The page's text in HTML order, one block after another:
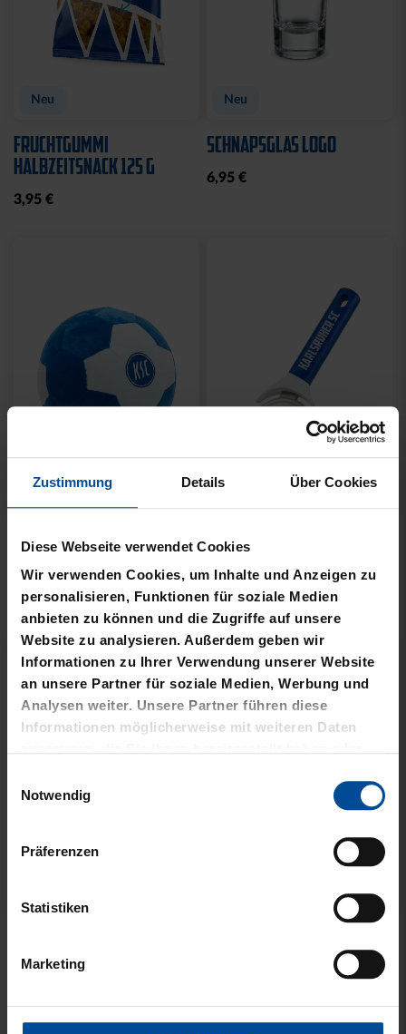
Zustimmung Details Über Cookies
Diese Webseite verwendet Cookies
Wir verwenden Cookies, um Inhalte und Anzeigen zu
personalisieren, Funktionen für soziale Medien
anbieten zu können und die Zugriffe auf unsere
Website zu analysieren. Außerdem geben wir
Informationen zu Ihrer Verwendung unserer Website
an unsere Partner für soziale Medien, Werbung und
Analysen weiter. Unsere Partner führen diese
Informationen möglicherweise mit weiteren Daten
gesammelt haben.
Notwendig
Präferenzen
Statistiken
Marketing
Neu
FRUCHTGUMMI
HALBZEITSNACK 125 G
3,95 €
Neu
SCHNAPSGLAS LOGO
6,95 €
PLÜSCHBALL LOGO
GROSS
14,95 €
PIZZASCHNEIDER KSC
12,95 €
KIDS